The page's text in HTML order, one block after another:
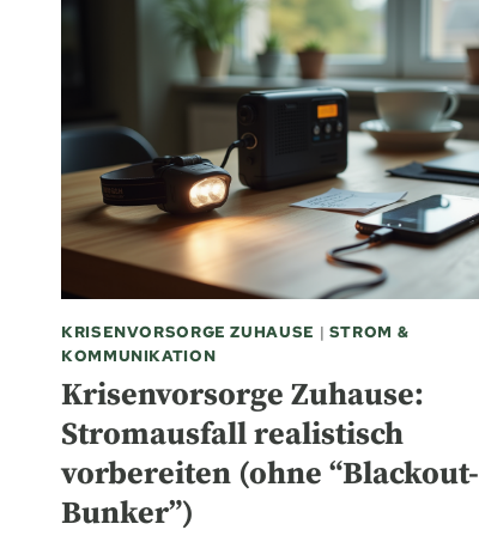
KRISENVORSORGE ZUHAUSE | STROM &
KOMMUNIKATION
Krisenvorsorge Zuhause:
Stromausfall realistisch
vorbereiten (ohne “Blackout-
Bunker”)